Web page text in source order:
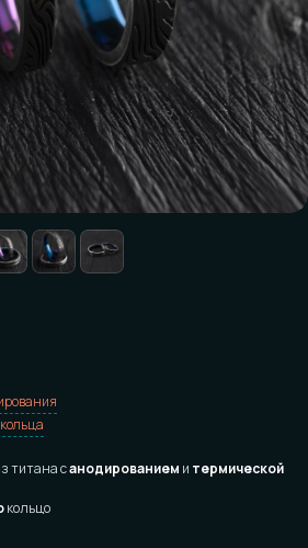
титана санодированием и термической
кольцо